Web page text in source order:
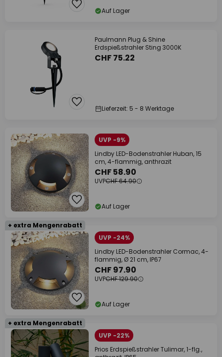
Auf Lager
Paulmann Plug & Shine
Erdspießstrahler Sting 3000K
CHF 75.22
Lieferzeit: 5 - 8 Werktage
UVP -9%
Lindby LED-Bodenstrahler Huban, 15
cm, 4-flammig, anthrazit
CHF 58.90
UVPCHF 64.90
Auf Lager
+ extra Mengenrabatt
UVP -24%
Lindby LED-Bodenstrahler Cormac, 4-
flammig, Ø 21 cm, IP67
CHF 97.90
UVPCHF 129.90
Auf Lager
+ extra Mengenrabatt
UVP -22%
Prios Erdspießstrahler Tulimar, 1-flg.,